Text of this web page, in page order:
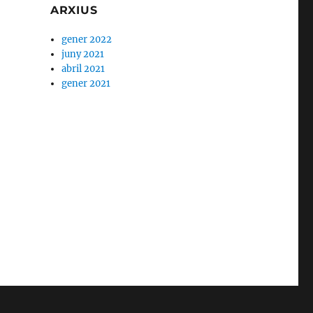
ARXIUS
gener 2022
juny 2021
abril 2021
gener 2021